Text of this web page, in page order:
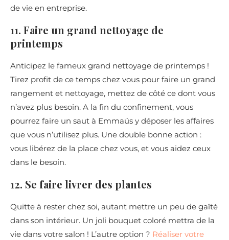
de vie en entreprise.
11. Faire un grand nettoyage de
printemps
Anticipez le fameux grand nettoyage de printemps !
Tirez profit de ce temps chez vous pour faire un grand
rangement et nettoyage, mettez de côté ce dont vous
n’avez plus besoin. A la fin du confinement, vous
pourrez faire un saut à Emmaüs y déposer les affaires
que vous n’utilisez plus. Une double bonne action :
vous libérez de la place chez vous, et vous aidez ceux
dans le besoin.
12. Se faire livrer des plantes
Quitte à rester chez soi, autant mettre un peu de gaîté
dans son intérieur. Un joli bouquet coloré mettra de la
vie dans votre salon ! L’autre option ? Réaliser votre